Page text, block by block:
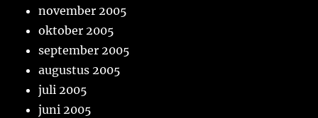
november 2005
oktober 2005
september 2005
augustus 2005
juli 2005
juni 2005